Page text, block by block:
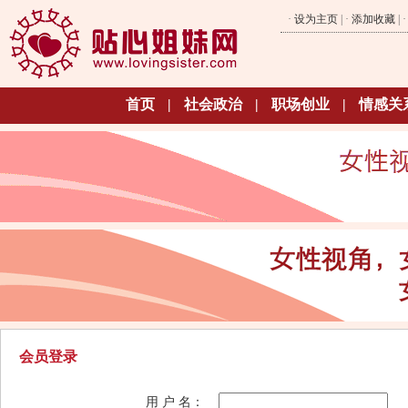
· 设为主页 | · 添加收藏 | ·
首页 | 社会政治 | 职场创业 | 情感关
会员登录
用 户 名：